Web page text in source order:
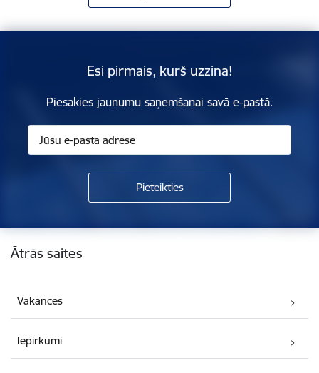
Esi pirmais, kurš uzzina!
Piesakies jaunumu saņemšanai savā e-pastā.
Kājene
Ātrās saites
Vakances
Iepirkumi